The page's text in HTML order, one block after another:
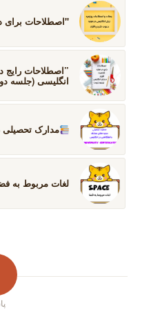
''اصطلاحات برای
”اصطلاحات رایج
انگلیسی (جلسه
مدارک تحصیلی
لغات مربوط به